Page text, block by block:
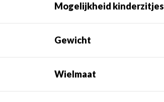
Mogelijkheid kinderzitjes
Gewicht
Wielmaat